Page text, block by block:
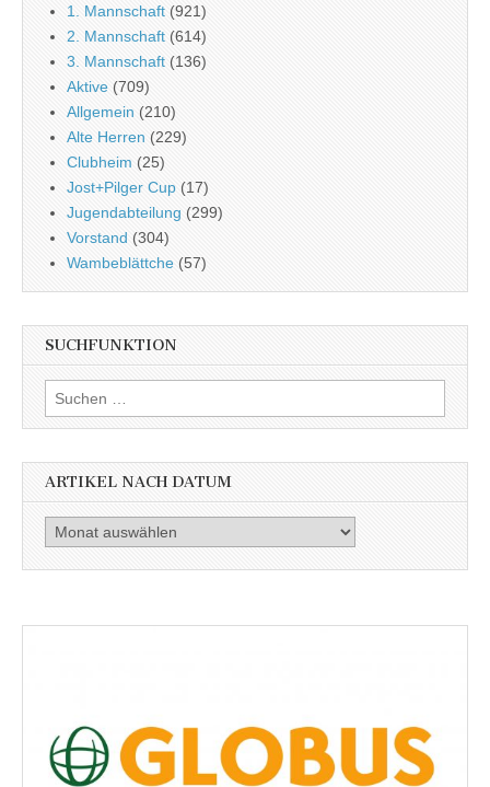
1. Mannschaft (921)
2. Mannschaft (614)
3. Mannschaft (136)
Aktive (709)
Allgemein (210)
Alte Herren (229)
Clubheim (25)
Jost+Pilger Cup (17)
Jugendabteilung (299)
Vorstand (304)
Wambeblättche (57)
SUCHFUNKTION
Suchen
nach:
ARTIKEL NACH DATUM
Artikel
nach